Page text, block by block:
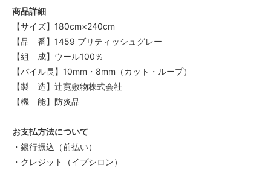
商品詳細
【サイズ】180cm×240cm
【品 番】1459 ブリティッシュグレー
【組 成】ウール100％
【パイル長】10mm・8mm（カット・ループ）
【製 造】辻寛敷物株式会社
【機 能】防炎品
お支払方法について
・銀行振込（前払い）
・クレジット（イプシロン）